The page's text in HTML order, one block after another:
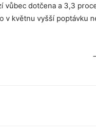
vůbec dotčena a 3,3
v květnu vyšší poptávku